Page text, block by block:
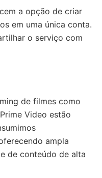
a opção de criar
em uma única conta.
o serviço com
de filmes como
Video estão
ampla
de conteúdo de alta